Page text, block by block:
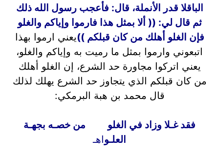
الباقلا قدر الأنملة، قال: فأعجب رسول الله ذلك
ثم قال لي: (( ألا بمثل هذا فارموا وإياكم والغلو
فإن الغلو أهلك من كان قبلكم ))يعني ارموا بهذا
اتبعوني وارموا بمثل ما رميت به وإياكم والغلو،
يعني اتركوا مجاورة حد الشرع، إن الغلو أهلك
من كان قبلكم الذي يتجاوز حد الشرع يهلك لذلك
قال محمد بن هبة البرمكي:
فقد غـلا وزاد في الغلو من خصـه بجهـة
العلـواهـ